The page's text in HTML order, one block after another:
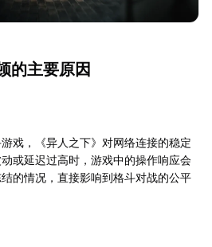
的主要原因
戏，《异人之下》对网络连接的稳定
或延迟过高时，游戏中的操作响应会
的情况，直接影响到格斗对战的公平